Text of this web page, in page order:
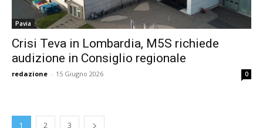
Pavia
Crisi Teva in Lombardia, M5S richiede
audizione in Consiglio regionale
redazione - 15 Giugno 2026 0
1 2 3